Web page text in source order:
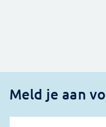
Meld je aan